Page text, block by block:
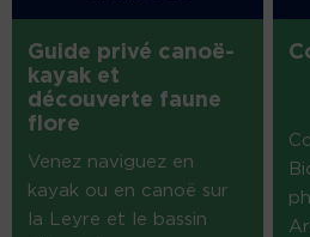
Guide privé canoë-
kayak et
découverte faune
flore
Venez naviguez en
kayak ou en canoë sur
la Leyre et le bassin